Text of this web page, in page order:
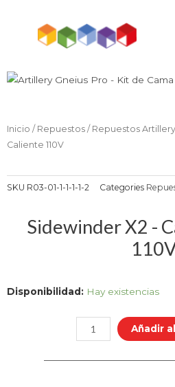
contenido
Inicio / Repuestos / Repuestos Artillery
Caliente 110V
SKU R03-01-1-1-1-1-2 Categories
Sidewinder X2 -
Disponibilidad: Hay existencias
Sidewinder
Cama
Caliente
Añadir